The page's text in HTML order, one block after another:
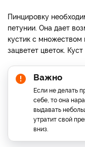
Пинцировку
петунии. Она дает
кустик с множеством
зацветет цветок.
Важно
Если не делать
себе, то она
выдавать
утратит свой
вниз.